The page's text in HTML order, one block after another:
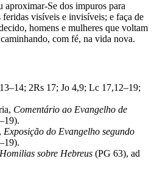
aproximar-Se dos impuros para
feridas visíveis e invisíveis; e faça de
homens e mulheres que voltam
com fé, na vida nova.
2Rs 17; Jo 4,9; Lc 17,12–19;
Comentário ao Evangelho de
Exposição do Evangelho segundo
Homilias sobre Hebreus (PG 63), ad